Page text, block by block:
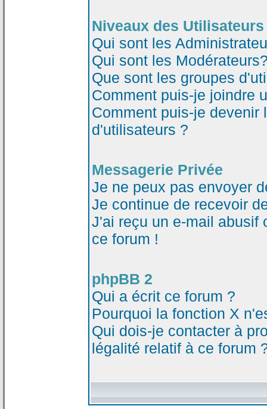
Niveaux des
Qui sont les
Qui sont les
Que sont les groupes
Comment puis-je joindre
Comment puis-je devenir
d'utilisateurs ?
Messagerie Privée
Je ne peux pas envoyer
Je continue de recevoir
J'ai reçu un e-mail abusif
ce forum !
phpBB 2
Qui a écrit ce forum ?
Pourquoi la fonction X
Qui dois-je contacter à
légalité relatif à ce forum